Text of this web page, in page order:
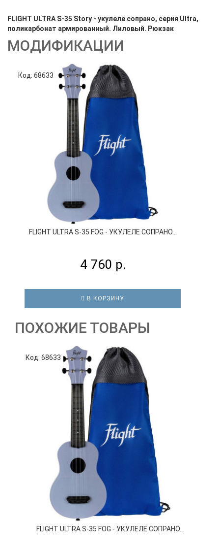
FLIGHT ULTRA S-35 Story - укулеле сопрано, серия Ultra,
поликарбонат армированный. Лиловый. Рюкзак
МОДИФИКАЦИИ
Код: 68633
FLIGHT ULTRA S-35 FOG - УКУЛЕЛЕ СОПРАНО...
4 760 р.
В КОРЗИНУ
ПОХОЖИЕ ТОВАРЫ
Код: 68633
FLIGHT ULTRA S-35 FOG - УКУЛЕЛЕ СОПРАНО...